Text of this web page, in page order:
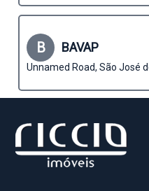
B BAVAP
Unnamed Road, São José